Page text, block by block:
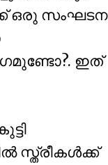
ഒരു സംഘടന
ഇത്
സ്ത്രീകള്‍ക്ക്